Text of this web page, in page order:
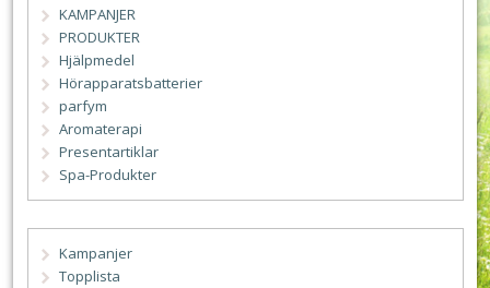
KAMPANJER
PRODUKTER
Hjälpmedel
Hörapparatsbatterier
parfym
Aromaterapi
Presentartiklar
Spa-Produkter
Kampanjer
Topplista